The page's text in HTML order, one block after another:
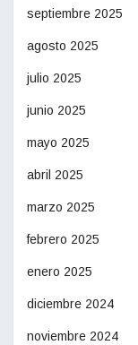
septiembre 2025
agosto 2025
julio 2025
junio 2025
mayo 2025
abril 2025
marzo 2025
febrero 2025
enero 2025
diciembre 2024
noviembre 2024